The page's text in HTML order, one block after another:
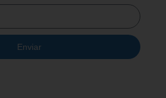
Enviar